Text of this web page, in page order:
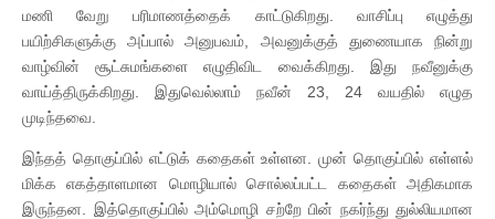
மணி வேறு பரிமாணத்தைக் காட்டுகிறது. வாசிப்பு எழுத்து
பயிற்சிகளுக்கு அப்பால் அனுபவம், அவனுக்குத் துணையாக நின்று
வாழ்வின் சூட்சுமங்களை எழுதிவிட வைக்கிறது. இது நவீனுக்கு
வாய்த்திருக்கிறது. இதுவெல்லாம் நவீன் 23, 24 வயதில் எழுத
முடிந்தவை.
இந்தத் தொகுப்பில் எட்டுக் கதைகள் உள்ளன. முன் தொகுப்பில் எள்ளல்
மிக்க எகத்தாளமான மொழியால் சொல்லப்பட்ட கதைகள் அதிகமாக
இருந்தன. இத்தொகுப்பில் அம்மொழி சற்றே பின் நகர்ந்து துல்லியமான